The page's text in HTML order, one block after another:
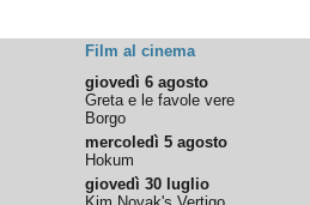
Film al cinema
giovedì 6 agosto
Greta e le favole vere
Borgo
mercoledì 5 agosto
Hokum
giovedì 30 luglio